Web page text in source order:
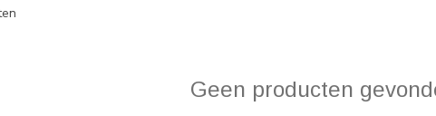
Geen producten